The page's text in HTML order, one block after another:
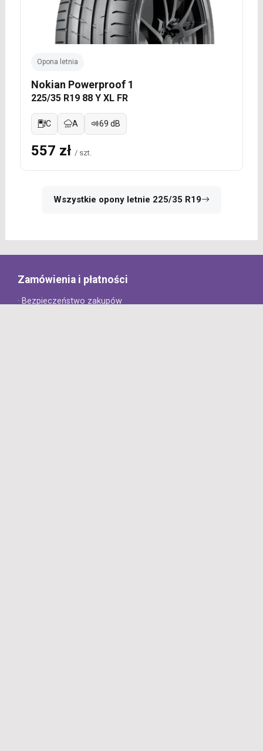
Opona letnia
Nokian Powerproof 1
225/35 R19 88 Y XL FR
C A 69 dB
557 zł / szt.
Wszystkie opony letnie 225/35 R19
Zamówienia i płatności
· Bezpieczeństwo zakupów